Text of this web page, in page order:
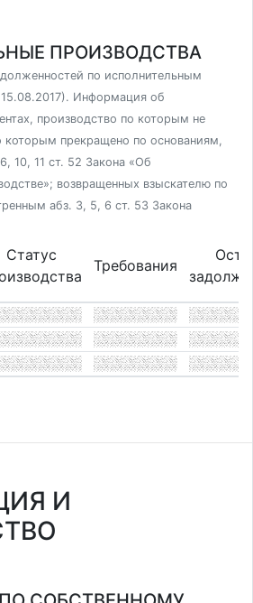
ПРОИЗВОДСТВА
по исполнительным
Информация об
производство по которым не
которым прекращено по основаниям,
10, 11 ст. 52 Закона «Об
возвращенных взыскателю по
абз. 3, 5, 6 ст. 53 Закона
Статус
Требования
И